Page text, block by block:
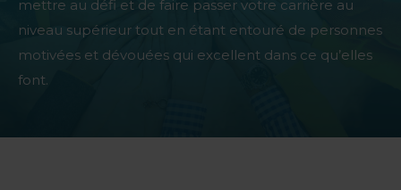
mettre au défi et de faire passer votre carrière au
niveau supérieur tout en étant entouré de personnes
motivées et dévouées qui excellent dans ce qu’elles
font.